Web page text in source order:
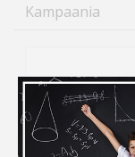
Kampaania
Inbank
maksad